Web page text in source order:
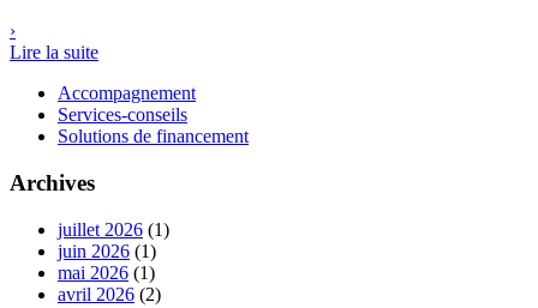
›
Lire la suite
Accompagnement
Services-conseils
Solutions de financement
Archives
juillet 2026 (1)
juin 2026 (1)
mai 2026 (1)
avril 2026 (2)